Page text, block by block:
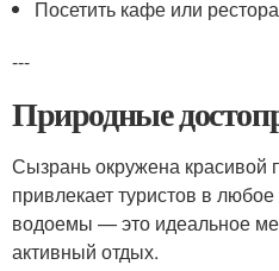
Посетить кафе или
---
Природные
Сызрань окружена красивой
привлекает туристов в
водоемы — это идеальное
активный отдых.